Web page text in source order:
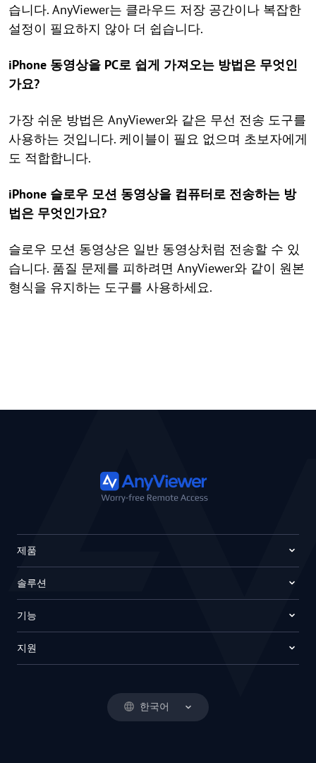
습니다. AnyViewer는 클라우드 저장 공간이나 복잡한
설정이 필요하지 않아 더 쉽습니다.
iPhone 동영상을 PC로 쉽게 가져오는 방법은 무엇인
가요?
가장 쉬운 방법은 AnyViewer와 같은 무선 전송 도구를
사용하는 것입니다. 케이블이 필요 없으며 초보자에게
도 적합합니다.
iPhone 슬로우 모션 동영상을 컴퓨터로 전송하는 방
법은 무엇인가요?
슬로우 모션 동영상은 일반 동영상처럼 전송할 수 있
습니다. 품질 문제를 피하려면 AnyViewer와 같이 원본
형식을 유지하는 도구를 사용하세요.
한국어
제품
솔루션
기능
지원